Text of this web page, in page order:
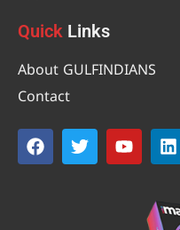
Quick Links
About GULFINDIANS
Contact